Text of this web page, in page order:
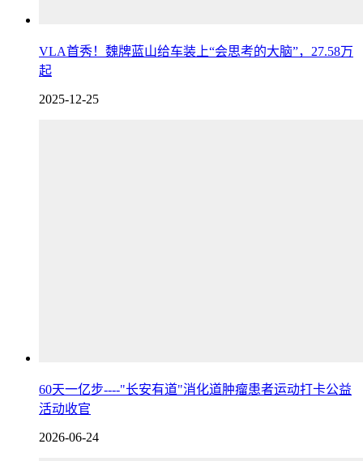
VLA首秀！魏牌蓝山给车装上“会思考的大脑”，27.58万
起
2025-12-25
60天一亿步----"长安有道"消化道肿瘤患者运动打卡公益
活动收官
2026-06-24